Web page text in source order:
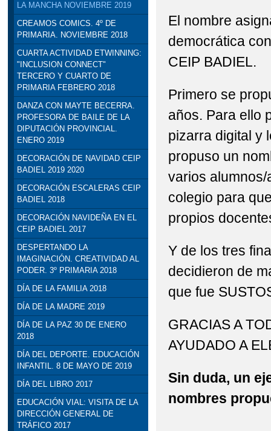
LA MANCHA NOVIEMBRE 2019
CREAMOS COMICS. 4º DE
PRIMARIA. NOVIEMBRE 2018
CUARTA ACTIVIDAD ETWINNING:
"INCLUSION CONNECT"
TERCERO Y CUARTO DE
PRIMARIA FEBRERO 2018
DANZA CON MAYTE BECERRA.
PROFESORA DE BAILE DE LA
DIPUTACIÓN PROVINCIAL.
ENERO 2019
DECORACIÓN DE NAVIDAD CEIP
BADIEL 2019 2020
DECORACIÓN ESCALERAS CEIP
BADIEL 2018
DECORACIÓN NAVIDEÑA EN EL
CEIP BADIEL 2017
DESPERTANDO LA
IMAGINACIÓN. CREATIVIDAD AL
PODER. 3º PRIMARIA 2018
DÍA DE LA FAMILIA 2018
DÍA DE LA MADRE 2019
DÍA DE LA PAZ 30 DE ENERO
2018
DÍA DEL DEPORTE. EDUCACIÓN
INFANTIL. 8 DE MAYO DE 2019
DÍA DEL LIBRO 2017
EDUCACIÓN VIAL: VISITA DE LA
DIRECCIÓN GENERAL DE
TRÁFICO 2017
El nombre
democrática
CEIP BADIEL.
Primero se
años. Para ello
pizarra digital y
propuso un
varios
colegio para
propios
Y de los tres
decidieron de
que fue
GRACIAS A
AYUDADO A
Sin duda, un
nombres